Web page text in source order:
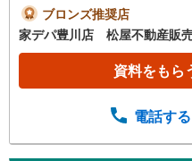
フインフォメーショ
中学校 徒歩18分 ・
屋不動産販売 のつよ
市の4店舗営業中！
かせください。新築
物件のリフォーム実
ブロンズ推奨店
家デパ豊川店 松屋不動産販
資料をもら
電話する